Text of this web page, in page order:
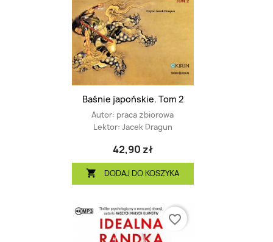
Baśnie japońskie. Tom 2
Autor: praca zbiorowa
Lektor: Jacek Dragun
42,90 zł
 DODAJ DO KOSZYKA
favorite_border